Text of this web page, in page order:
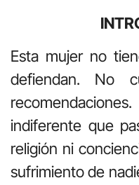
Esta mujer no
defiendan. No
indiferente que
religión ni
sufrimiento de